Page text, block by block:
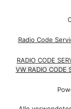
Radio Code
RADIO CODE
VW RADIO CODE